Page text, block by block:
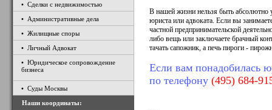
• Сделки с недвижимостью
• Административные дела
• Жилищные споры
• Личный Адвокат
• Юридическое сопровождение
бизнеса
• Суды Москвы
Наши координаты:
В нашей жизни нельзя быть абсолютно
юриста или адвоката. Если вы
частной предпринимательской
либо вещь или заключаете брачный
тачать сапожник, а печь пироги -
Если вам понадобилась
по телефону (495) 684-